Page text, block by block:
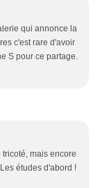
qui annonce la
c'est rare d'avoir
S pour ce partage.
mais encore
études d'abord !